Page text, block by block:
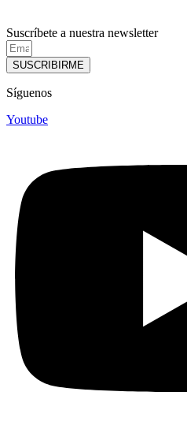
Suscríbete a nuestra newsletter
SUSCRIBIRME
Síguenos
Youtube